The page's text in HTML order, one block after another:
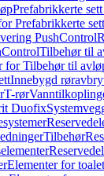
Prefabrikkerte
Prefabrikkerte
PushControl
Tilbehør til
for Tilbehør til
Innebygd
T-rør
Duofix
Tilbehør
Elementer for